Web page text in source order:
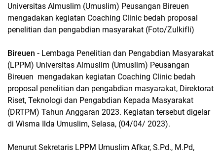
Universitas Almuslim (Umuslim) Peusangan Bireuen
mengadakan kegiatan Coaching Clinic bedah proposal
penelitian dan pengabdian masyarakat (Foto/Zulkifli)
Bireuen - Lembaga Penelitian dan Pengabdian Masyarakat
(LPPM) Universitas Almuslim (Umuslim) Peusangan
Bireuen mengadakan kegiatan Coaching Clinic bedah
proposal penelitian dan pengabdian masyarakat, Direktorat
Riset, Teknologi dan Pengabdian Kepada Masyarakat
(DRTPM) Tahun Anggaran 2023. Kegiatan tersebut digelar
di Wisma Ilda Umuslim, Selasa, (04/04/ 2023).
Menurut Sekretaris LPPM Umuslim Afkar, S.Pd., M.Pd,